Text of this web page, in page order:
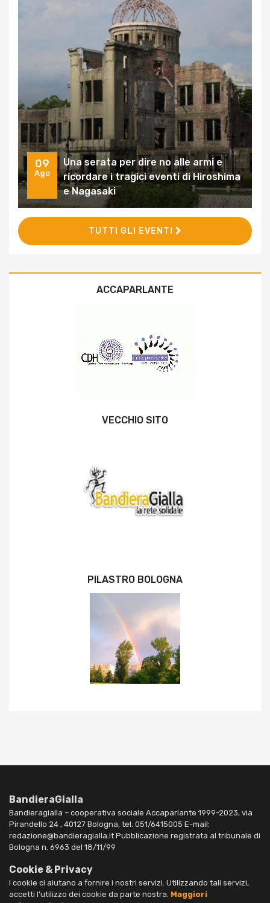
09
Ago
Una serata per dire no alle armi e
ricordare i tragici eventi di Hiroshima
e Nagasaki
TUTTI GLI EVENTI
ACCAPARLANTE
VECCHIO SITO
PILASTRO BOLOGNA
BandieraGialla
Bandieragialla – cooperativa sociale Accaparlante 1999-2023, via
Pirandello 24 , 40127 Bologna, tel. 051/6415005 E-mail:
redazione@bandieragialla.it Pubblicazione registrata al tribunale di
Bologna n. 6963 del 18/11/99
Cookie & Privacy
I cookie ci aiutano a fornire i nostri servizi. Utilizzando tali servizi,
accetti l’utilizzo dei cookie da parte nostra. Maggiori